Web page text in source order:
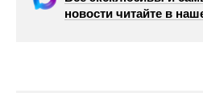
новости читайте в